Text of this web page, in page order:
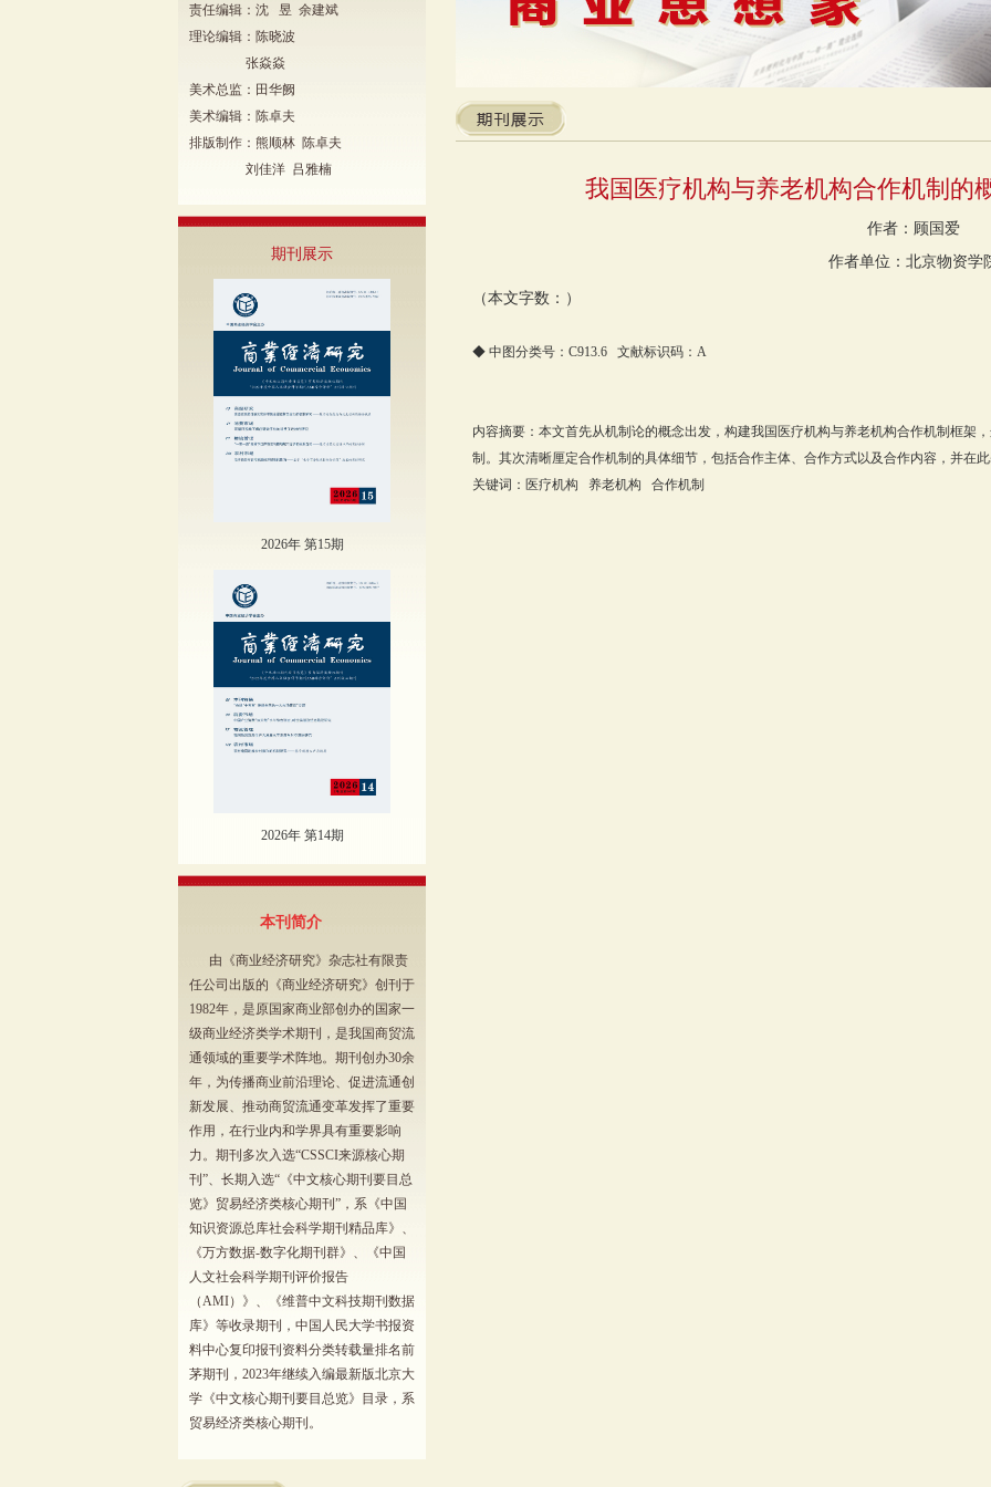
责任编辑：沈 昱 余建斌
理论编辑：陈晓波
张焱焱
美术总监：田华阙
美术编辑：陈卓夫
排版制作：熊顺林 陈卓夫
刘佳洋 吕雅楠
期刊展示
2026年 第15期
2026年 第14期
本刊简介
由《商业经济研究》杂志社有限责
任公司出版的《商业经济研究》创刊于
1982年，是原国家商业部创办的国家一
级商业经济类学术期刊，是我国商贸流
通领域的重要学术阵地。期刊创办30余
年，为传播商业前沿理论、促进流通创
新发展、推动商贸流通变革发挥了重要
作用，在行业内和学界具有重要影响
力。期刊多次入选“CSSCI来源核心期
刊”、长期入选“《中文核心期刊要目总
览》贸易经济类核心期刊”，系《中国
知识资源总库社会科学期刊精品库》、
《万方数据-数字化期刊群》、《中国
人文社会科学期刊评价报告
（AMI）》、《维普中文科技期刊数据
库》等收录期刊，中国人民大学书报资
料中心复印报刊资料分类转载量排名前
茅期刊，2023年继续入编最新版北京大
学《中文核心期刊要目总览》目录，系
贸易经济类核心期刊。
我国医疗机构与养老机构合作机制的
作者：顾国爱
作者单位：北京物资学
（本文字数：）
◆ 中图分类号：C913.6 文献标识码：A
内容摘要：本文首先从机制论的概念出发，构建我国医疗机构与养老机构合作机制框架
制。其次清晰厘定合作机制的具体细节，包括合作主体、合作方式以及合作内容，并在
关键词：医疗机构 养老机构 合作机制